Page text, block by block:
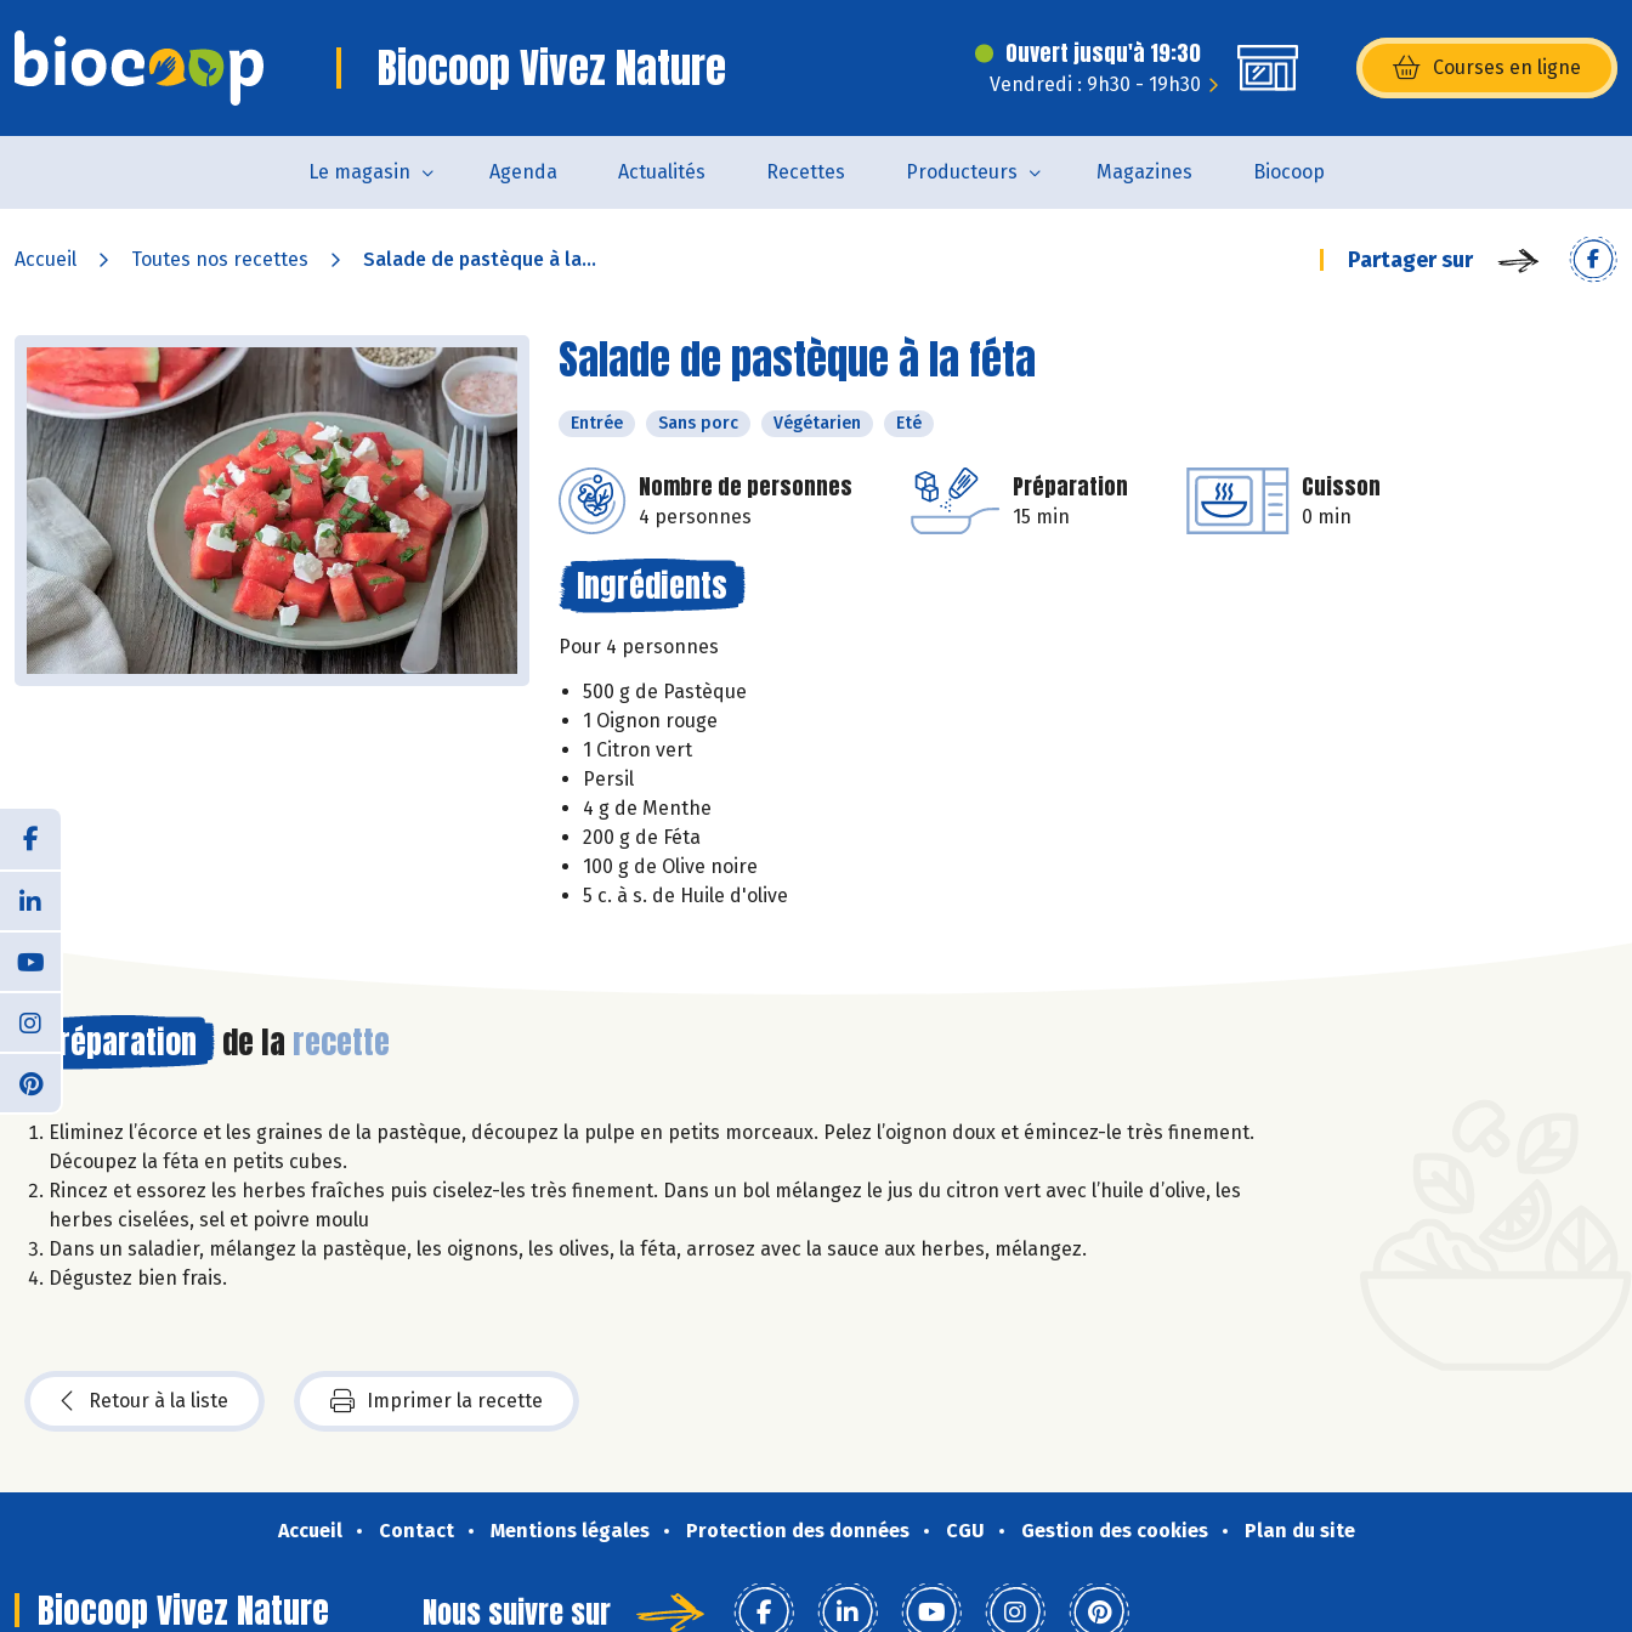
Biocoop Vivez Nature Ouvert jusqu'à 19:30
Vendredi : 9h30 - 19h30
Courses en ligne
(s’ouvre dans une nouvelle
Le magasin Agenda Actualités Recettes Producteurs Magazines Biocoop
Accueil Toutes nos recettes Salade de pastèque à la... Partager sur
Salade de pastèque à la féta
Entrée Sans porc Végétarien Eté
Nombre de personnes
4 personnes
Préparation
15 min
Cuisson
0 min
Ingrédients
Pour 4 personnes
500 g de Pastèque
1 Oignon rouge
1 Citron vert
Persil
4 g de Menthe
200 g de Féta
100 g de Olive noire
5 c. à s. de Huile d'olive
Préparation de la recette
Eliminez l’écorce et les graines de la pastèque, découpez la pulpe en petits morceaux. Pelez l’oignon doux et émincez-le très finement.
Découpez la féta en petits cubes.
Rincez et essorez les herbes fraîches puis ciselez-les très finement. Dans un bol mélangez le jus du citron vert avec l’huile d’olive, les
herbes ciselées, sel et poivre moulu
Dans un saladier, mélangez la pastèque, les oignons, les olives, la féta, arrosez avec la sauce aux herbes, mélangez.
Dégustez bien frais.
Retour à la liste Imprimer la recette
Accueil Contact Mentions légales Protection des données CGU Gestion des cookies Plan du site
Biocoop Vivez Nature Nous suivre sur